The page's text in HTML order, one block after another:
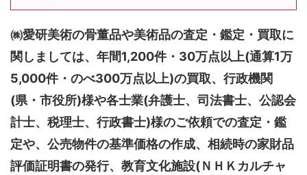
㈱愛研美術の骨董品や美術品の査定・鑑定・買取に
関しましては、 年間1,200件・30万点以上(通算1万
5,000件・のべ300万点以上)の買取、行政機関
(県・市役所)様や各士業(弁護士、司法書士、公認会
計士、税理士、行政書士)様のご依頼での査定・鑑
定や、公売物件の基準価格の作成、相続時の家財品
評価証明書の発行、教育文化施設(ＮＨＫカルチャ